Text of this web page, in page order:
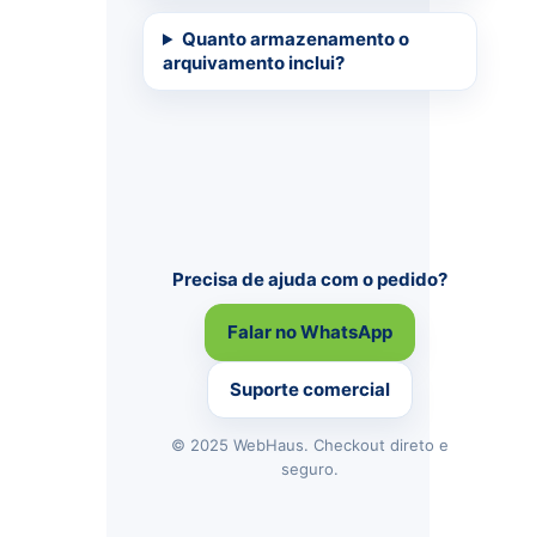
Quanto armazenamento o
arquivamento inclui?
Precisa de ajuda com o pedido?
Falar no WhatsApp
Suporte comercial
© 2025 WebHaus. Checkout direto e
seguro.